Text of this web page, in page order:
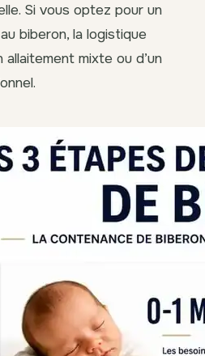
Si vous optez pour un
biberon, la logistique
mixte ou d’un